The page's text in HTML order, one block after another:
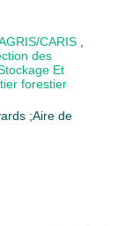
CARIS
des
Et
forestier
;Aire de